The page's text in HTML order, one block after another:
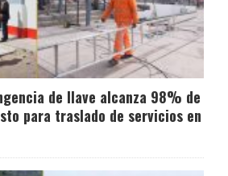
de Ilave alcanza 98% de
para traslado de servicios en